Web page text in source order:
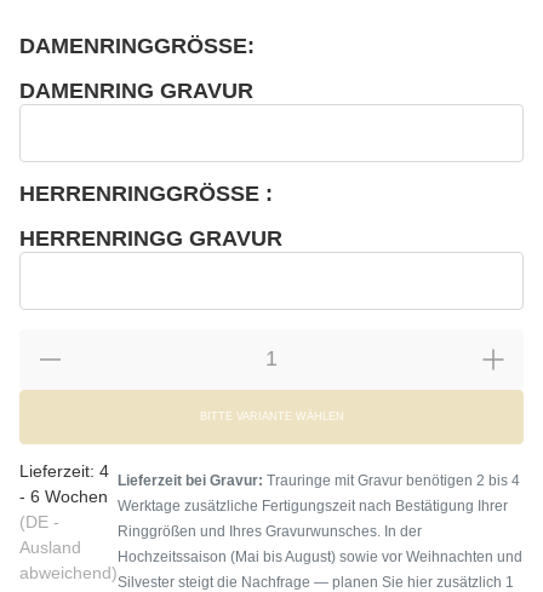
DAMENRINGGRÖSSE:
DAMENRING GRAVUR
HERRENRINGGRÖSSE :
HERRENRINGG GRAVUR
BITTE VARIANTE WÄHLEN
Lieferzeit: 4
- 6 Wochen
(DE -
Ausland
abweichend)
Lieferzeit bei Gravur: Trauringe mit Gravur benötigen 2 bis 4
Werktage zusätzliche Fertigungszeit nach Bestätigung Ihrer
Ringgrößen und Ihres Gravurwunsches. In der
Hochzeitssaison (Mai bis August) sowie vor Weihnachten und
Silvester steigt die Nachfrage — planen Sie hier zusätzlich 1